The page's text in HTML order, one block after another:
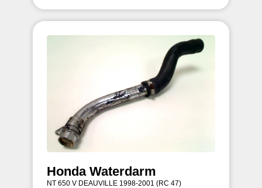
Honda Waterdarm
NT 650 V DEAUVILLE 1998-2001 (RC 47)